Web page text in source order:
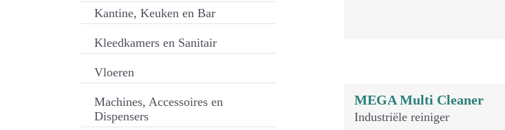
MEGA Multi Cleaner
Industriële reiniger
Kantine, Keuken en Bar
Kleedkamers en Sanitair
Vloeren
Machines, Accessoires en
Dispensers